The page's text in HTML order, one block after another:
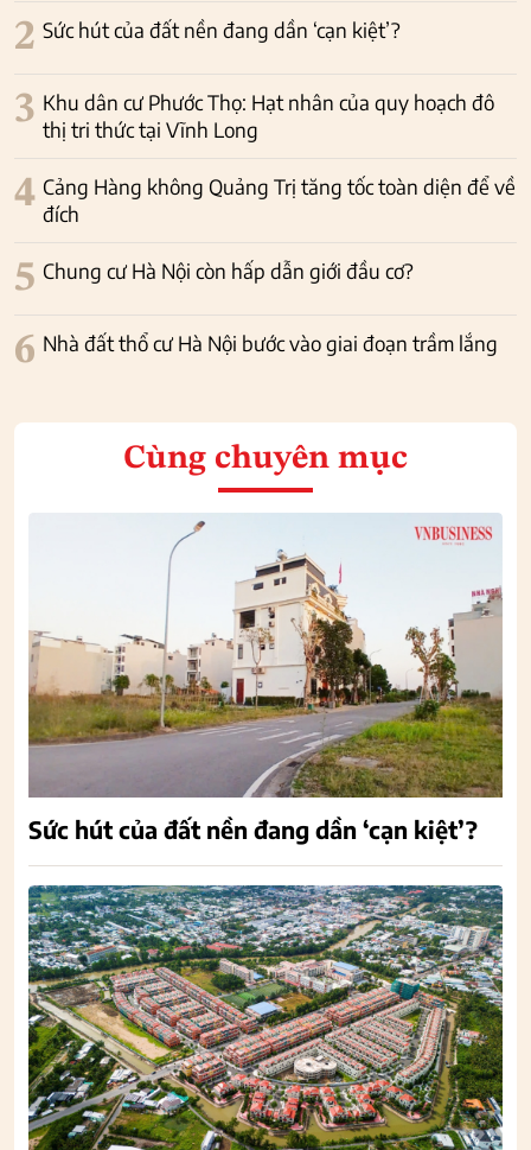
2 Sức hút của đất nền đang dần ‘cạn kiệt’?
3 Khu dân cư Phước Thọ: Hạt nhân của quy hoạch đô
thị tri thức tại Vĩnh Long
4 Cảng Hàng không Quảng Trị tăng tốc toàn diện để về
đích
5 Chung cư Hà Nội còn hấp dẫn giới đầu cơ?
6 Nhà đất thổ cư Hà Nội bước vào giai đoạn trầm lắng
Cùng chuyên mục
Sức hút của đất nền đang dần ‘cạn kiệt’?